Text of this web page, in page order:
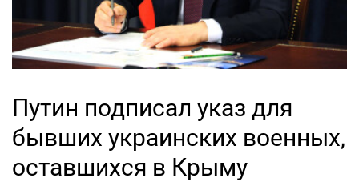
Путин подписал указ для
бывших украинских военных,
оставшихся в Крыму